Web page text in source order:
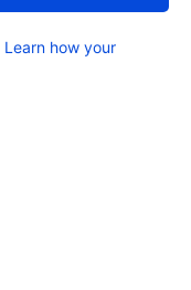
Learn how your